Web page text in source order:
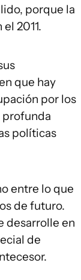
porque la
2011.
que hay
por los
profunda
políticas
entre lo que
de futuro.
desarrolle en
de